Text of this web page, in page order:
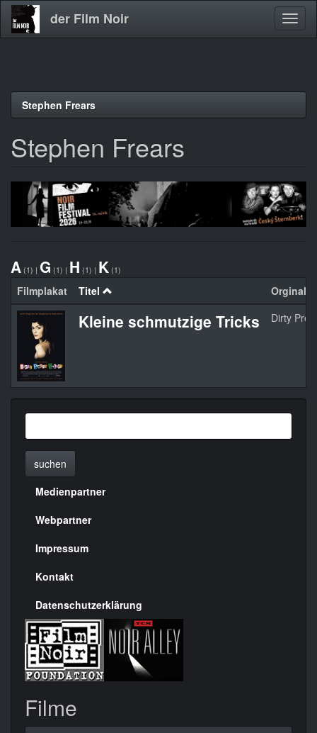
Direkt
der Film Noir
Stephen Frears
Stephen Frears
A (1) | G (1) | H (1) | K (1)
Filmplakat Titel
Kleine schmutzige Tricks Dirty
suchen
Menülinks
rechte
Seite
Medienpartner
Webpartner
Impressum
Kontakt
Datenschutzerklärung
Filme